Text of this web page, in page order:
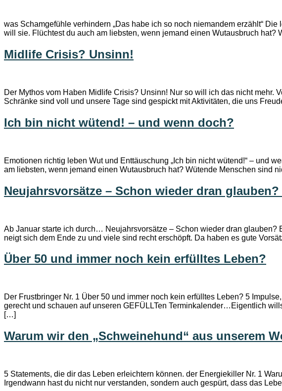
was Schamgefühle verhindern „Das habe ich so noch niemandem erzählt“
will sie. Flüchtest du auch am liebsten, wenn jemand einen Wutausbruch
Midlife Crisis? Unsinn!
Der Mythos vom Haben Midlife Crisis? Unsinn! Nur so will ich das nicht
Schränke sind voll und unsere Tage sind gespickt mit Aktivitäten, die uns
Ich bin nicht wütend! – und wenn doch?
Emotionen richtig leben Wut und Enttäuschung „Ich bin nicht wütend!“ – und
am liebsten, wenn jemand einen Wutausbruch hat? Wütende Menschen sind
Neujahrsvorsätze – Schon wieder dran
Ab Januar starte ich durch… Neujahrsvorsätze – Schon wieder dran
neigt sich dem Ende zu und viele sind recht erschöpft. Da haben es gute
Über 50 und immer noch kein erfülltes Leben?
Der Frustbringer Nr. 1 Über 50 und immer noch kein erfülltes Leben? 5
gerecht und schauen auf unseren GEFÜLLTen Terminkalender…Eigentlich
[…]
Warum wir den „Schweinehund“ aus unserem
5 Statements, die dir das Leben erleichtern können. der Energiekiller Nr. 1
Irgendwann hast du nicht nur verstanden, sondern auch gespürt, dass das